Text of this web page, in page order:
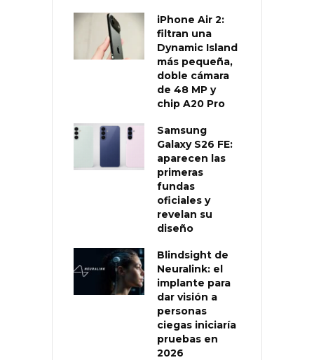
iPhone Air 2:
filtran una
Dynamic Island
más pequeña,
doble cámara
de 48 MP y
chip A20 Pro
Samsung
Galaxy S26 FE:
aparecen las
primeras
fundas
oficiales y
revelan su
diseño
Blindsight de
Neuralink: el
implante para
dar visión a
personas
ciegas iniciaría
pruebas en
2026